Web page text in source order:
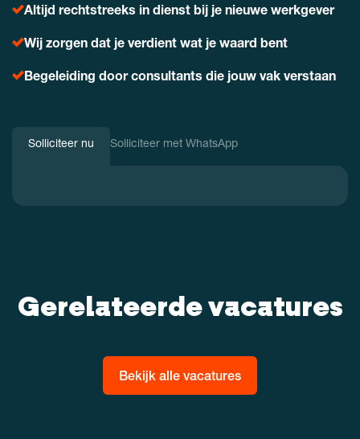
Altijd rechtstreeks in dienst bij je nieuwe werkgever
Wij zorgen dat je verdient wat je waard bent
Begeleiding door consultants die jouw vak verstaan
Solliciteer nu Solliciteer met WhatsApp
Gerelateerde vacatures
Bekijk alle vacatures